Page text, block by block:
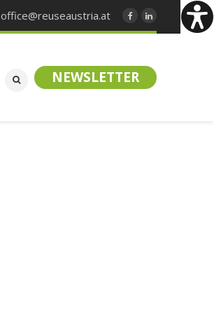
office@reuseaustria.at
NEWSLETTER